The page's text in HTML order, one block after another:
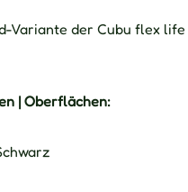
Variante der Cubu flex life
| Oberflächen: